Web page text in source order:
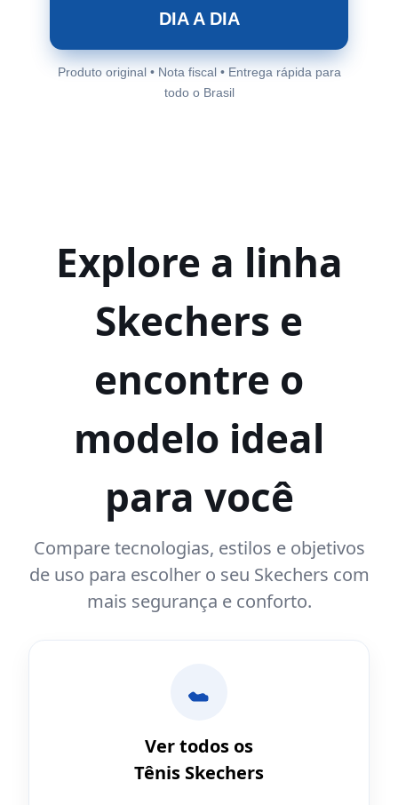
DIA A DIA
Produto original • Nota fiscal • Entrega rápida para
todo o Brasil
Explore a linha
Skechers e
encontre o
modelo ideal
para você
Compare tecnologias, estilos e objetivos
de uso para escolher o seu Skechers com
mais segurança e conforto.
Ver todos os
Tênis Skechers